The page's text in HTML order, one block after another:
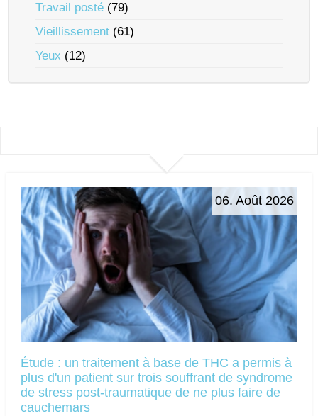
Travail posté (79)
Vieillissement (61)
Yeux (12)
06. Août 2026
Étude : un traitement à base de THC a permis à
plus d'un patient sur trois souffrant de syndrome
de stress post-traumatique de ne plus faire de
cauchemars